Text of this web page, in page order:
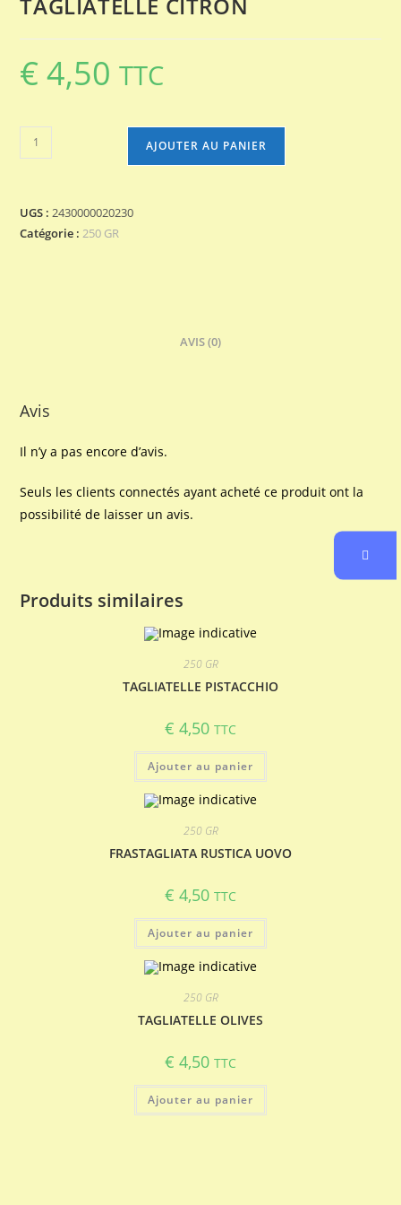
€ 4,50 TTC
quantité
de
AJOUTER AU PANIER
UGS :2430000020230
Catégorie :250 GR
AVIS (0)
Avis
Il n’y a pas encore d’avis.
Seuls les clients connectés ayant acheté ce produit ont la
possibilité de laisser un avis.
Produits similaires
250 GR
TAGLIATELLE PISTACCHIO
€ 4,50 TTC
Ajouter au panier
250 GR
FRASTAGLIATA RUSTICA UOVO
€ 4,50 TTC
Ajouter au panier
250 GR
TAGLIATELLE OLIVES
€ 4,50 TTC
Ajouter au panier